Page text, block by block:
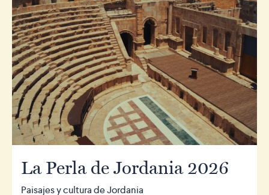
La Perla de Jordania 2026
Paisajes y cultura de Jordania